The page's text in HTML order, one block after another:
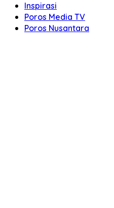
Inspirasi
Poros Media TV
Poros Nusantara